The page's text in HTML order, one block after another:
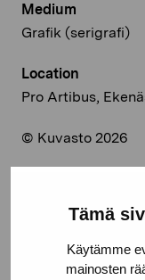
Tämä
Käytämme
mainosten
Medium
Grafik (serigrafi)
Location
Pro Artibus,
© Kuvasto 2026
Facebook